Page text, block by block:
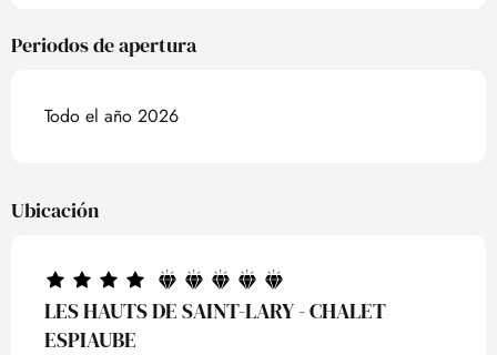
Periodos de apertura
Todo el año 2026
Ubicación
LES HAUTS DE SAINT-LARY - CHALET
ESPIAUBE